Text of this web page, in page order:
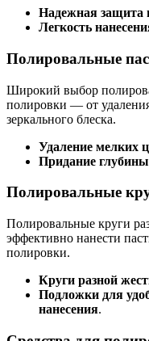
Надежная защита
Легкость
Полировальные
Широкий выбор
полировки — от
зеркального блеска.
Удаление мелких
Придание глубины
Полировальные
Полировальные круги
эффективно нанести
полировки.
Круги разной
Подложки для
нанесения.